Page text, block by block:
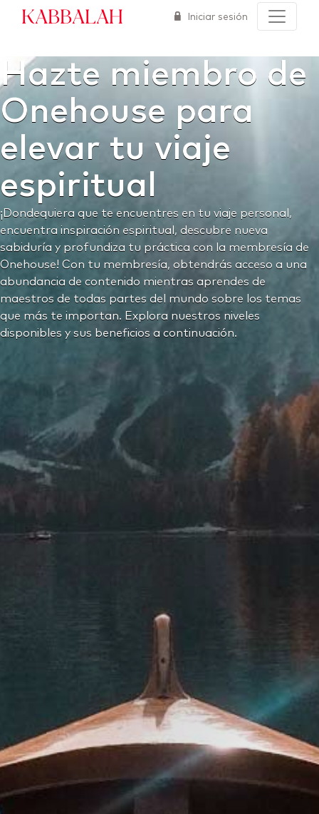
Kabbalah Iniciar sesión
Hazte miembro de
Onehouse para
elevar tu viaje
espiritual
¡Dondequiera que te encuentres en tu viaje personal,
encuentra inspiración espiritual, descubre nueva
sabiduría y profundiza tu práctica con la membresía de
Onehouse! Con tu membresía, obtendrás acceso a una
abundancia de contenido mientras aprendes de
maestros de todas partes del mundo sobre los temas
que más te importan. Explora nuestros niveles
disponibles y sus beneficios a continuación.